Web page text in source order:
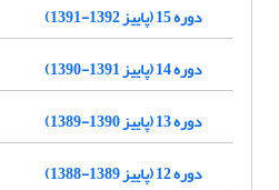
دوره 15 (پاییز 1392-1391)
دوره 14 (پاییز 1391-1390)
دوره 13 (پاییز 1390-1389)
دوره 12 (پاییز 1389-1388)